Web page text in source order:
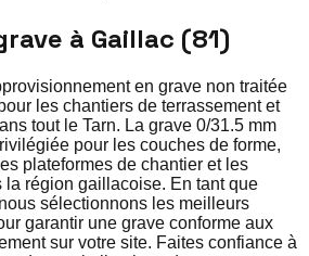
à Gaillac (81)
en grave non traitée
les chantiers de terrassement et
tout le Tarn. La grave 0/31.5 mm
pour les couches de forme,
plateformes de chantier et les
la région gaillacoise. En tant que
sélectionnons les meilleurs
garantir une grave conforme aux
sur votre site. Faites confiance à